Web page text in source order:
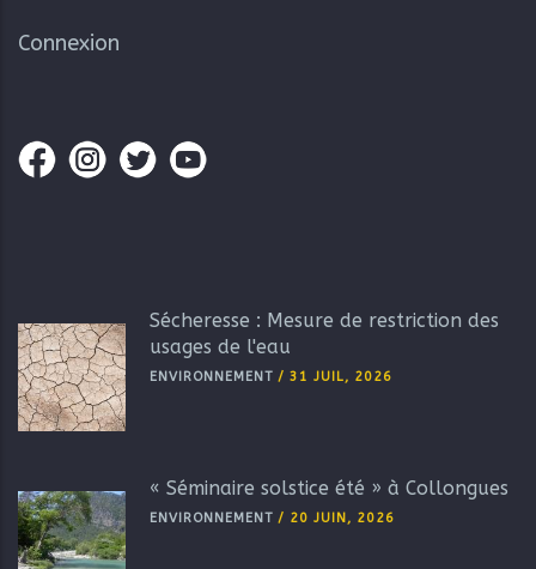
Connexion
Sécheresse : Mesure de restriction des
usages de l'eau
ENVIRONNEMENT / 31 JUIL, 2026
« Séminaire solstice été » à Collongues
ENVIRONNEMENT / 20 JUIN, 2026